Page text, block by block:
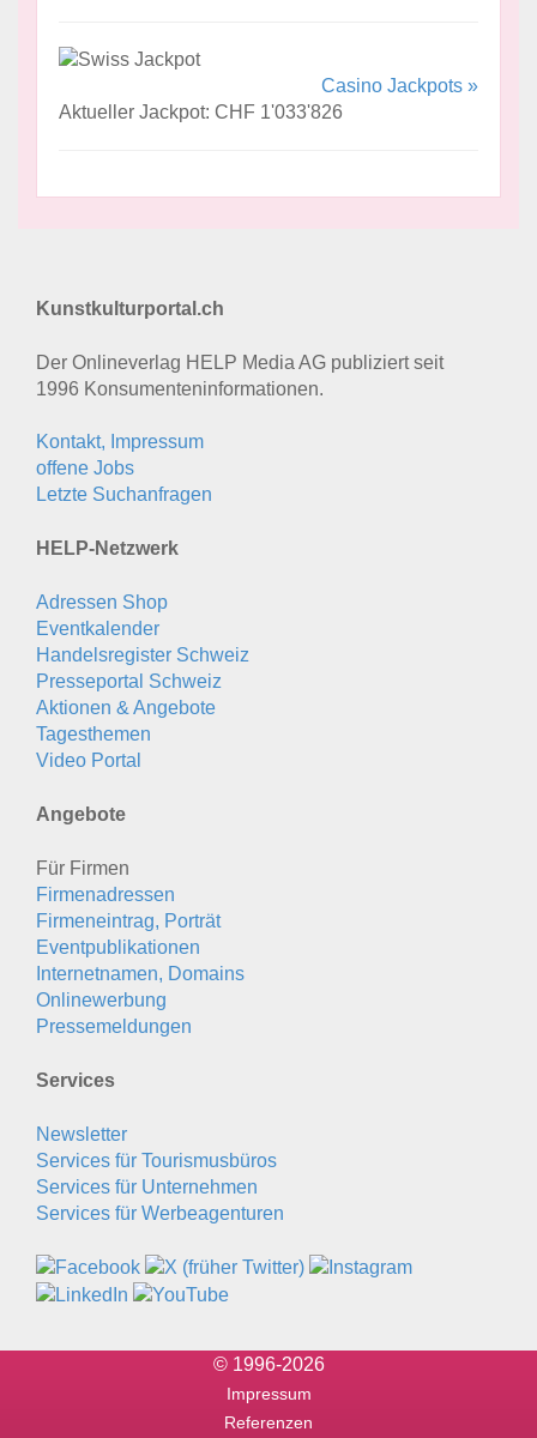
Casino Jackpots »
Aktueller Jackpot: CHF 1'033'826
Kunstkulturportal.ch
Der Onlineverlag HELP Media AG publiziert seit
1996 Konsumenten­informationen.
Kontakt, Impressum
offene Jobs
Letzte Suchanfragen
HELP-Netzwerk
Adressen Shop
Eventkalender
Handelsregister Schweiz
Presseportal Schweiz
Aktionen & Angebote
Tagesthemen
Video Portal
Angebote
Für Firmen
Firmenadressen
Firmeneintrag, Porträt
Eventpublikationen
Internetnamen, Domains
Onlinewerbung
Pressemeldungen
Services
Newsletter
Services für Tourismusbüros
Services für Unternehmen
Services für Werbeagenturen
© 1996-2026
Impressum
Referenzen